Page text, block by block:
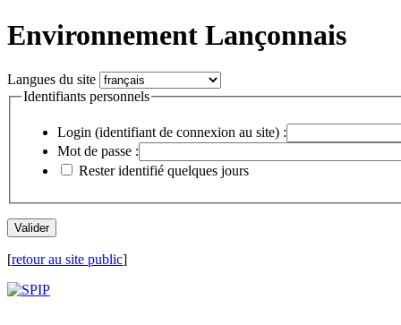
Environnement Lançonnais
Langues du site
Identifiants personnels
Login (identifiant de connexion au site) :
Mot de passe :
Rester identifié quelques jours
[retour au site public]